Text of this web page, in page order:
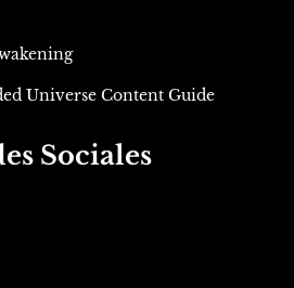
Universe Content Guide
Sociales